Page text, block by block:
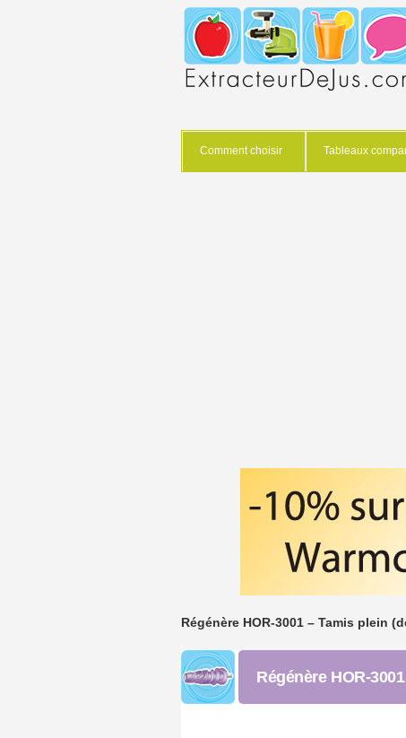
Comment choisir Tableaux
Régénère HOR-3001 – Tamis plein
Régénère HOR-